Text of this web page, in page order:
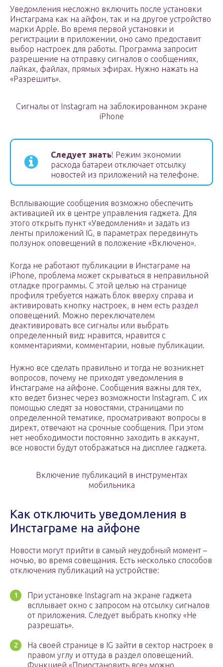
Уведомления несложно включить после установки
Инстаграма как на айфон, так и на другое устройство
марки Apple. Во время первой установки и
регистрации в приложении, оно само предоставит
выбор настроек для работы. Программа запросит
разрешение на отправку сигналов о сообщениях,
лайках, файлах, прямых эфирах. Нужно нажать на
«Разрешить».
Сигналы от Instagram на заблокированном экране
iPhone
Следует знать! Режим экономии
расхода батареи отключает отсылку
новостей из приложений на телефоне.
Всплывающие сообщения возможно обеспечить
активацией их в центре управления гаджета. Для
этого открыть пункт «Уведомления» и задать из
ленты приложений IG, в параметрах передвинуть
ползунок оповещений в положение «Включено».
Когда не работают публикации в Инстаграме на
iPhone, проблема может скрываться в неправильной
отладке программы. С этой целью на странице
профиля требуется нажать блок вверху справа и
активировать кнопку настроек, в нем есть раздел
оповещений. Можно переключателем
деактивировать все сигналы или выбрать
определенный вид: нравится, нравится с
комментариями, комментарии, новые публикации.
Нужно все сделать правильно и тогда не возникнет
вопросов, почему не приходят уведомления в
Инстаграме на айфоне. Сообщения важны для тех,
кто ведет бизнес через возможности Instagram. С их
помощью следят за новостями, страницами по
определенной тематике, просматривают вопросы в
директ, отвечают на срочные сообщения. При этом
нет необходимости постоянно заходить в аккаунт,
все новости будут отображаться на дисплее гаджета.
Включение публикаций в инструментах
мобильника
Как отключить уведомления в
Инстаграме на айфоне
Новости могут прийти в самый неудобный момент –
ночью, во время совещания. Есть несколько способов
отключения публикаций на устройстве:
При установке Instagram на экране гаджета
всплывает окно с запросом на отсылку сигналов
от приложения. Следует выбрать кнопку «Не
разрешать».
На своей странице в IG зайти в сектор настроек в
правом углу и оттуда в раздел оповещений.
Функцией «Приостановить все» можно